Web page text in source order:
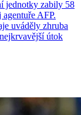
jednotky zabily 58
AFP.
uváděly zhruba
útok